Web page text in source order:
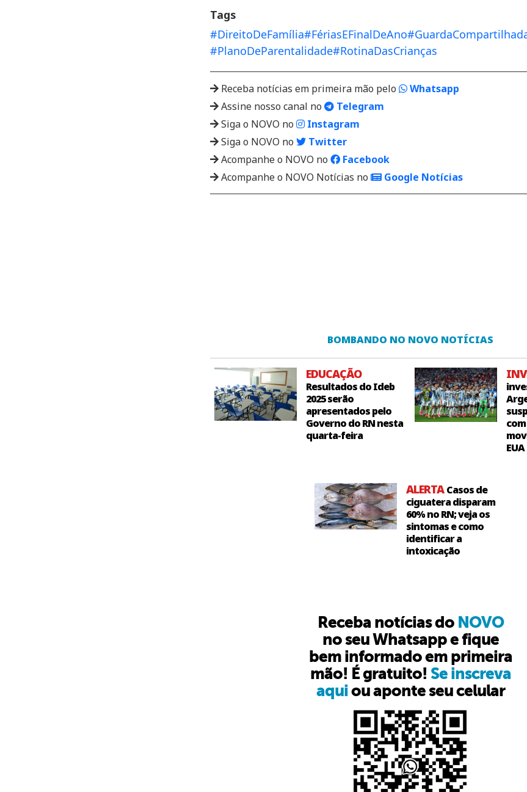
Tags
#DireitoDeFamília#FériasEFinalDeAno
#PlanoDeParentalidade#RotinaDasCrianças
Receba notícias em primeira mão pelo
Whatsapp
Assine nosso canal no
Telegram
Siga o NOVO no
Instagram
Siga o NOVO no
Twitter
Acompanhe o NOVO no
Facebook
Acompanhe o NOVO Notícias no
Google Notícias
BOMBANDO NO NOVO NOTÍCIAS
EDUCAÇÃO
Resultados do Ideb
2025 serão
apresentados pelo
Governo do RN nesta
quarta-feira
com
EUA
ALERTACasos de
ciguatera disparam
60% no RN; veja os
sintomas e como
identificar a
intoxicação
Receba notícias do NOVO
no seu Whatsapp e fique
bem informado em primeira
mão! É gratuito! Se inscreva
aquiou aponte seu celular